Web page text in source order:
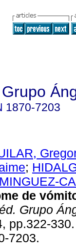
1870-7203
;
de
Grupo
pp.322-
7203.